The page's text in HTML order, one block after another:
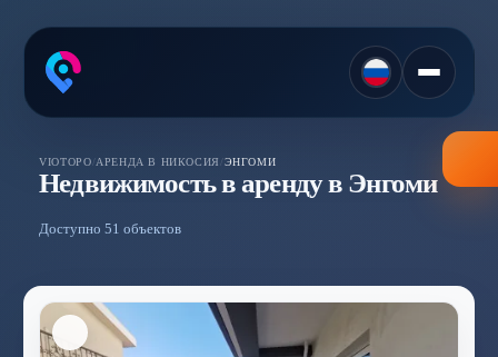
VIOTOPO АРЕНДА В НИКОСИЯ ЭНГОМИ
Недвижимость в аренду в Энгоми
Доступно 51 объектов